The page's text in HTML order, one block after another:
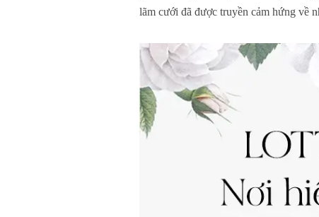
lãm cưới đã được truyền cảm hứng về